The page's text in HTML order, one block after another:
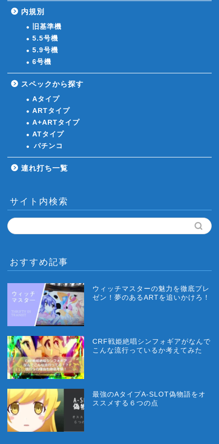
内規別
旧基準機
5.5号機
5.9号機
6号機
スペックから探す
Aタイプ
ARTタイプ
A+ARTタイプ
ATタイプ
パチンコ
連れ打ち一覧
サイト内検索
おすすめ記事
ウィッチマスターの魅力を徹底プレ
ゼン！夢のあるARTを追いかけろ！
CRF戦姫絶唱シンフォギアがなんで
こんな流行っているか考えてみた
最強のAタイプA-SLOT偽物語をオ
ススメする６つの点